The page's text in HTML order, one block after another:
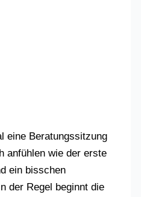
eine Beratungssitzung
anfühlen wie der erste
ein bisschen
der Regel beginnt die